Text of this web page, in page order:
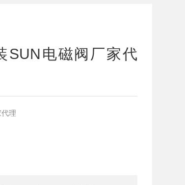
SUN电磁阀厂家代
理